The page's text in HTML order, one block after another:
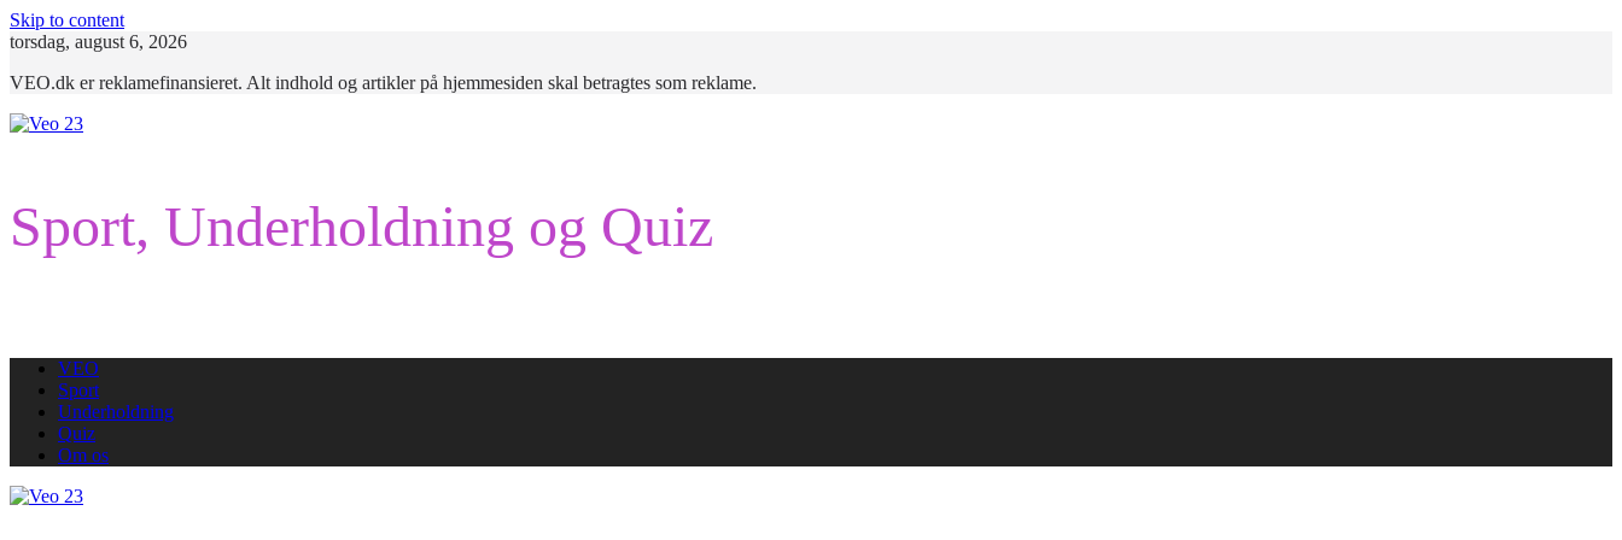
Skip to content
torsdag, august 6, 2026
VEO.dk er reklamefinansieret. Alt indhold og artikler på hjemmesiden skal betragtes som reklame.
Sport, Underholdning og Quiz
VEO
Sport
Underholdning
Quiz
Om os